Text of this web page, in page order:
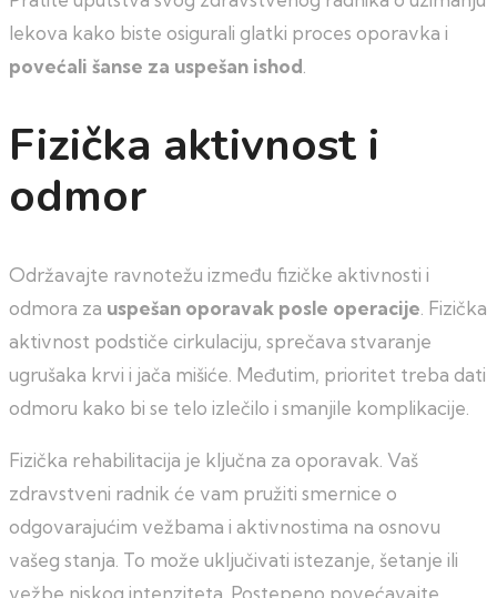
lekova kako biste osigurali glatki proces oporavka i
povećali šanse za uspešan ishod
Fizička aktivnost i
odmor
Održavajte ravnotežu između fizičke aktivnosti i
odmora za uspešan oporavak posle operacije . Fizička
aktivnost podstiče cirkulaciju, sprečava stvaranje
ugrušaka krvi i jača mišiće. Međutim, prioritet treba dati
odmoru kako bi se telo izlečilo i smanjile komplikacije.
Fizička rehabilitacija je ključna za oporavak. Vaš
zdravstveni radnik će vam pružiti smernice o
odgovarajućim vežbama i aktivnostima na osnovu
vašeg stanja. To može uključivati istezanje, šetanje ili
vežbe niskog intenziteta. Postepeno povećavajte